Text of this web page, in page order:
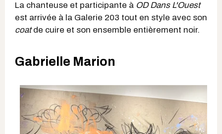
La chanteuse et participante à OD Dans L'Ouest
est arrivée à la Galerie 203 tout en style avec son
coatde cuire et son ensemble entièrement noir.
Gabrielle Marion